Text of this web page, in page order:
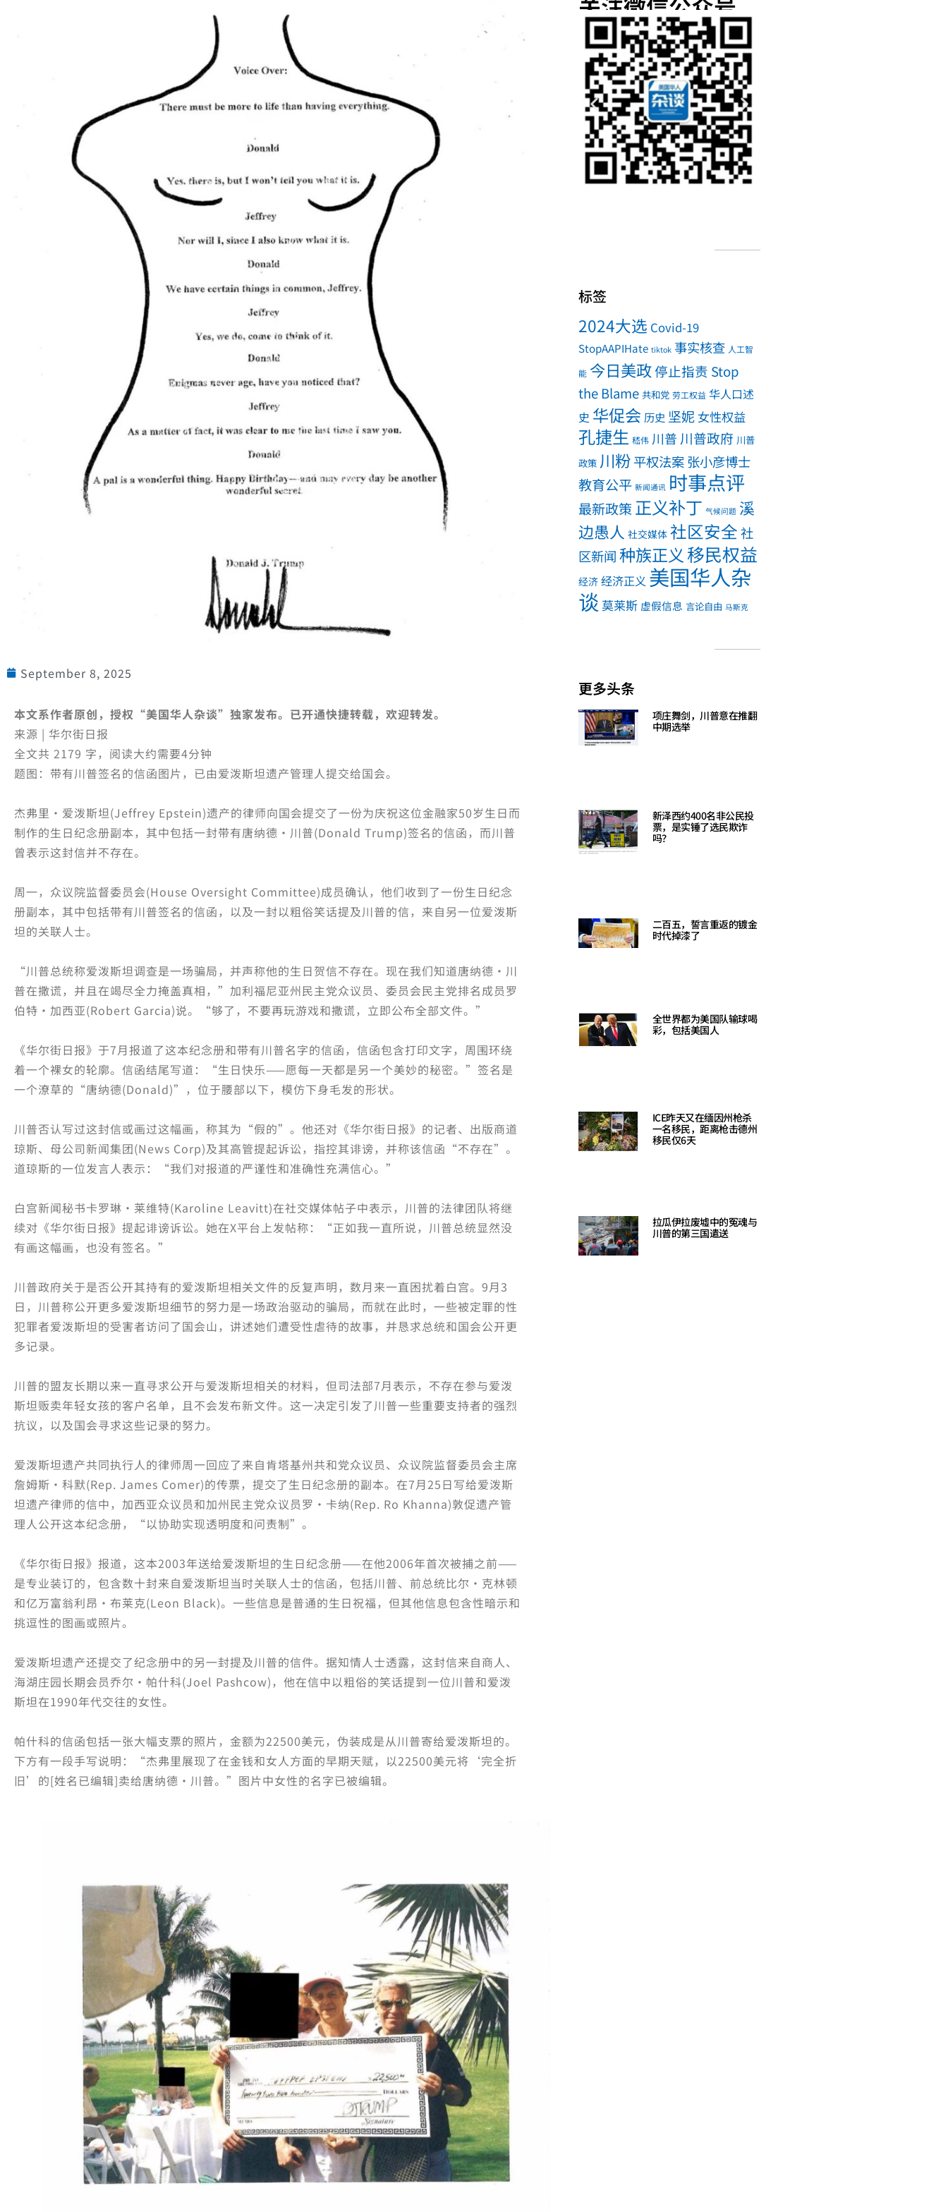
September 8, 2025
本文系作者原创，授权“美国华人杂谈”独家发布。已开通快捷转载，欢迎转发。
来源 | 华尔街日报
全文共 2179 字，阅读大约需要4分钟
题图：带有川普签名的信函图片，已由爱泼斯坦遗产管理人提交给国会。
杰弗里·爱泼斯坦(Jeffrey Epstein)遗产的律师向国会提交了一份为庆祝这位金融家50岁生日而
制作的生日纪念册副本，其中包括一封带有唐纳德·川普(Donald Trump)签名的信函，而川普
曾表示这封信并不存在。
周一，众议院监督委员会(House Oversight Committee)成员确认，他们收到了一份生日纪念
册副本，其中包括带有川普签名的信函，以及一封以粗俗笑话提及川普的信，来自另一位爱泼斯
坦的关联人士。
“川普总统称爱泼斯坦调查是一场骗局，并声称他的生日贺信不存在。现在我们知道唐纳德·川
普在撒谎，并且在竭尽全力掩盖真相，”加利福尼亚州民主党众议员、委员会民主党排名成员罗
伯特·加西亚(Robert Garcia)说。“够了，不要再玩游戏和撒谎，立即公布全部文件。”
《华尔街日报》于7月报道了这本纪念册和带有川普名字的信函，信函包含打印文字，周围环绕
着一个裸女的轮廓。信函结尾写道：“生日快乐——愿每一天都是另一个美妙的秘密。”签名是
一个潦草的“唐纳德(Donald)”，位于腰部以下，模仿下身毛发的形状。
川普否认写过这封信或画过这幅画，称其为“假的”。他还对《华尔街日报》的记者、出版商道
琼斯、母公司新闻集团(News Corp)及其高管提起诉讼，指控其诽谤，并称该信函“不存在”。
道琼斯的一位发言人表示：“我们对报道的严谨性和准确性充满信心。”
白宫新闻秘书卡罗琳·莱维特(Karoline Leavitt)在社交媒体帖子中表示，川普的法律团队将继
续对《华尔街日报》提起诽谤诉讼。她在X平台上发帖称：“正如我一直所说，川普总统显然没
有画这幅画，也没有签名。”
川普政府关于是否公开其持有的爱泼斯坦相关文件的反复声明，数月来一直困扰着白宫。9月3
日，川普称公开更多爱泼斯坦细节的努力是一场政治驱动的骗局，而就在此时，一些被定罪的性
犯罪者爱泼斯坦的受害者访问了国会山，讲述她们遭受性虐待的故事，并恳求总统和国会公开更
多记录。
川普的盟友长期以来一直寻求公开与爱泼斯坦相关的材料，但司法部7月表示，不存在参与爱泼
斯坦贩卖年轻女孩的客户名单，且不会发布新文件。这一决定引发了川普一些重要支持者的强烈
抗议，以及国会寻求这些记录的努力。
爱泼斯坦遗产共同执行人的律师周一回应了来自肯塔基州共和党众议员、众议院监督委员会主席
詹姆斯·科默(Rep. James Comer)的传票，提交了生日纪念册的副本。在7月25日写给爱泼斯
坦遗产律师的信中，加西亚众议员和加州民主党众议员罗·卡纳(Rep. Ro Khanna)敦促遗产管
理人公开这本纪念册，“以协助实现透明度和问责制”。
《华尔街日报》报道，这本2003年送给爱泼斯坦的生日纪念册——在他2006年首次被捕之前——
是专业装订的，包含数十封来自爱泼斯坦当时关联人士的信函，包括川普、前总统比尔·克林顿
和亿万富翁利昂·布莱克(Leon Black)。一些信息是普通的生日祝福，但其他信息包含性暗示和
挑逗性的图画或照片。
爱泼斯坦遗产还提交了纪念册中的另一封提及川普的信件。据知情人士透露，这封信来自商人、
海湖庄园长期会员乔尔·帕什科(Joel Pashcow)，他在信中以粗俗的笑话提到一位川普和爱泼
斯坦在1990年代交往的女性。
帕什科的信函包括一张大幅支票的照片，金额为22500美元，伪装成是从川普寄给爱泼斯坦的。
下方有一段手写说明：“杰弗里展现了在金钱和女人方面的早期天赋，以22500美元将‘完全折
旧’的[姓名已编辑]卖给唐纳德·川普。”图片中女性的名字已被编辑。
标签
2024大选 Covid-19
StopAAPIHate tiktok 事实核查 人工智
能 今日美政停止指责 Stop
the Blame 共和党 劳工权益 华人口述
史 华促会 历史 坚妮 女性权益
孔捷生 嵇伟 川普 川普政府 川普
政策 川粉 平权法案 张小彦博士
教育公平 新闻通讯 时事点评
最新政策正义补丁 气候问题 溪
边愚人 社交媒体 社区安全社
区新闻种族正义 移民权益
经济 经济正义 美国华人杂
谈 莫莱斯 虚假信息 言论自由 马斯克
更多头条
项庄舞剑，川普意在推翻
中期选举
新泽西约400名非公民投
票，是实锤了选民欺诈
吗？
二百五，誓言重返的镀金
时代掉漆了
全世界都为美国队输球喝
彩，包括美国人
ICE昨天又在缅因州枪杀
一名移民，距离枪击德州
移民仅6天
拉瓜伊拉废墟中的冤魂与
川普的第三国遣送